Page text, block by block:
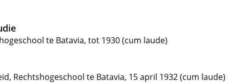
te Batavia, tot 1930 (cum laude)
Rechtshogeschool te Batavia, 15 april 1932 (cum laude)